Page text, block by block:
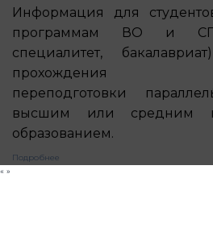
Информация для
программам ВО и СПО
специалитет,
прохождения
переподготовки
высшим или средним
образованием.
Подробнее
« »